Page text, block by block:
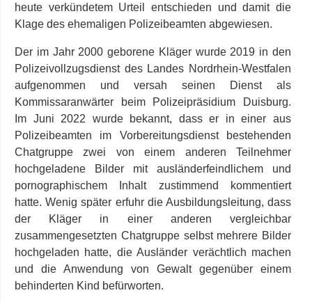
heute verkündetem Urteil entschieden und damit die
Klage des ehemaligen Polizeibeamten abgewiesen.
Der im Jahr 2000 geborene Kläger wurde 2019 in den
Polizeivollzugsdienst des Landes Nordrhein-Westfalen
aufgenommen und versah seinen Dienst als
Kommissar­anwärter beim Polizeipräsidium Duisburg.
Im Juni 2022 wurde bekannt, dass er in einer aus
Polizeibeamten im Vorbereitungsdienst bestehenden
Chatgruppe zwei von einem anderen Teilnehmer
hochgeladene Bilder mit ausländerfeindlichem und
pornographischem Inhalt zustimmend kommentiert
hatte. Wenig später erfuhr die Ausbildungsleitung, dass
der Kläger in einer anderen vergleichbar
zusammengesetzten Chatgruppe selbst mehrere Bilder
hochgeladen hatte, die Ausländer verächtlich machen
und die Anwendung von Gewalt gegenüber einem
behinderten Kind befürworten.